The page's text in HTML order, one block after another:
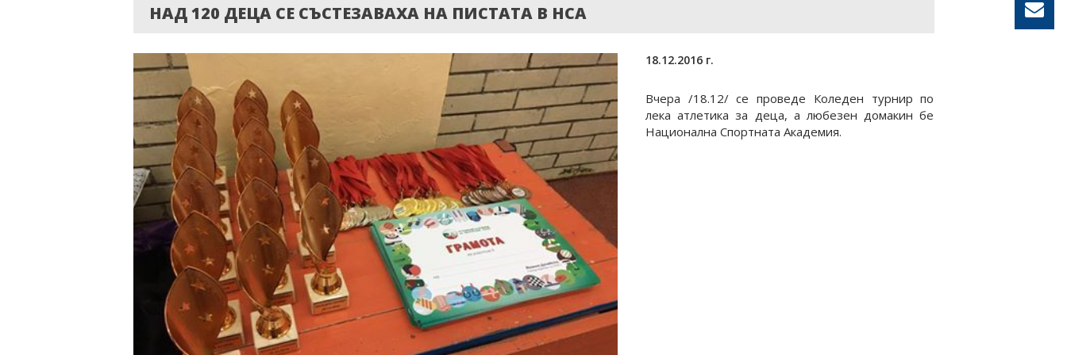
НАД 120 ДЕЦА СЕ СЪСТЕЗАВАХА НА ПИСТАТА В НСА
18.12.2016 г.
Вчера /18.12/ се проведе Коледен турнир по
лека атлетика за деца, а любезен домакин бе
Национална Спортната Академия.